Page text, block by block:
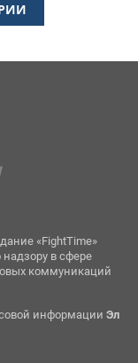
«FightTime»
в сфере
коммуникаций
информации Эл